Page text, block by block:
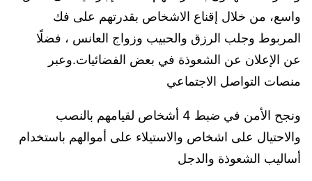
واسع، من خلال إقناع الاشخاص بقدرتهم على فك
المربوط وجلب الرزق والحبيب وزواج العانس ، فضلًا
عن الإعلان عن الشعوذة في بعض الفضائيات.وعبر
منصات التواصل الاجتماعي
ونجح الأمن في ضبط 4 أشخاص لقيامهم بالنصب
والاحتيال على اشخاص والاستيلاء على أموالهم باستخدام
أساليب الشعوذة والدجل